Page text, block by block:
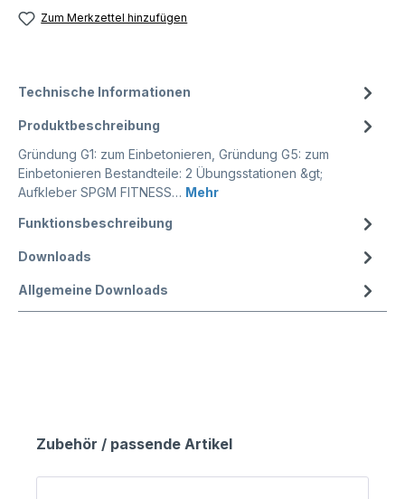
Zum Merkzettel hinzufügen
Technische Informationen
Produktbeschreibung
Gründung G1: zum Einbetonieren, Gründung G5: zum
Einbetonieren Bestandteile: 2 Übungsstationen &gt;
Aufkleber SPGM FITNESS… Mehr
Funktionsbeschreibung
Downloads
Allgemeine Downloads
Zubehör / passende Artikel